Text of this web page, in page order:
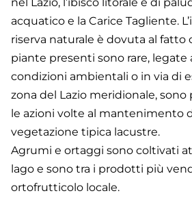
acquatico e la Carice Tagliente.
riserva naturale è dovuta al fatto
piante presenti sono rare,
condizioni ambientali o in via di
zona del Lazio meridionale,
le azioni volte al mantenimento
vegetazione tipica lacustre.
Agrumi e ortaggi sono coltivati
lago e sono tra i prodotti più
ortofrutticolo locale.